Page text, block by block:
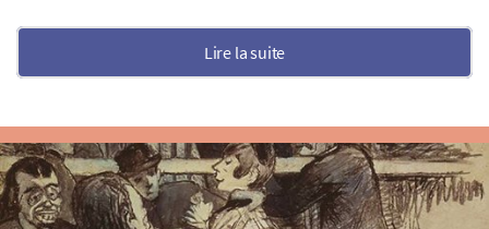
Lire la suite